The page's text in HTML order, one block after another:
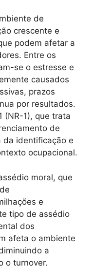
de
crescente e
podem afetar a
Entre os
se o estresse e
causados
prazos
por resultados.
(NR-1), que trata
de
da identificação e
ocupacional.
moral, que
e
tipo de assédio
dos
afeta o ambiente
a
o turnover.